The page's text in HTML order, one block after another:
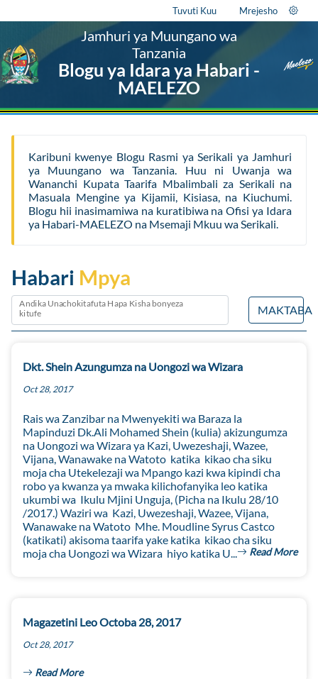
Tuvuti Kuu Mrejesho
Jamhuri ya Muungano wa
Tanzania
Blogu ya Idara ya Habari -
MAELEZO
Karibuni kwenye Blogu Rasmi ya Serikali ya Jamhuri
ya Muungano wa Tanzania. Huu ni Uwanja wa
Wananchi Kupata Taarifa Mbalimbali za Serikali na
Masuala Mengine ya Kijamii, Kisiasa, na Kiuchumi.
Blogu hii inasimamiwa na kuratibiwa na Ofisi ya Idara
ya Habari-MAELEZO na Msemaji Mkuu wa Serikali.
Habari Mpya
Andika Unachokitafuta Hapa Kisha bonyeza
kitufe
MAKTABA
Dkt. Shein Azungumza na Uongozi wa Wizara
Oct 28, 2017
Rais wa Zanzibar na Mwenyekiti wa Baraza la
Mapinduzi Dk.Ali Mohamed Shein (kulia) akizungumza
na Uongozi wa Wizara ya Kazi, Uwezeshaji, Wazee,
Vijana, Wanawake na Watoto katika kikao cha siku
moja cha Utekelezaji wa Mpango kazi kwa kipindi cha
robo ya kwanza ya mwaka kilichofanyika leo katika
ukumbi wa Ikulu Mjini Unguja, (Picha na Ikulu 28/10
/2017.) Waziri wa Kazi, Uwezeshaji, Wazee, Vijana,
Wanawake na Watoto Mhe. Moudline Syrus Castco
(katikati) akisoma taarifa yake katika kikao cha siku
moja cha Uongozi wa Wizara hiyo katika U...
Read More
Magazetini Leo Octoba 28, 2017
Oct 28, 2017
Read More